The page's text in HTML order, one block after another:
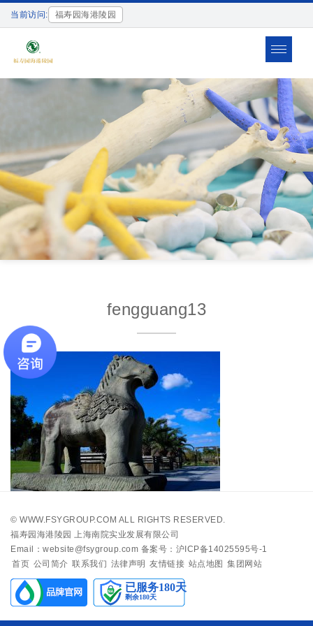
当前访问: 福寿园海港陵园
Toggle
fengguang13
© WWW.FSYGROUP.COM ALL RIGHTS RESERVED.
福寿园海港陵园 上海南院实业发展有限公司
Email：website@fsygroup.com 备案号：沪ICP备14025595号-1
首页 公司简介 联系我们 法律声明 友情链接 站点地图 集团网站